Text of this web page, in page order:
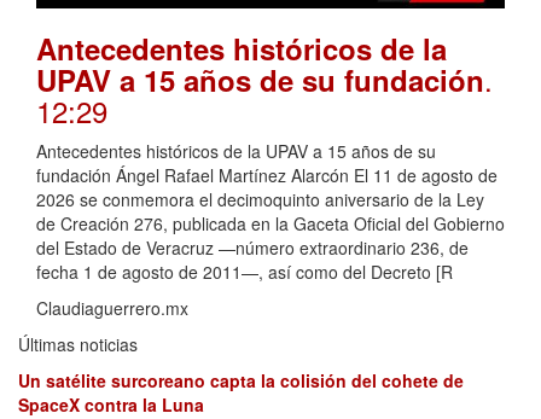
Antecedentes históricos de la
UPAV a 15 años de su fundación.
12:29
Antecedentes históricos de la UPAV a 15 años de su
fundación Ángel Rafael Martínez Alarcón El 11 de agosto de
2026 se conmemora el decimoquinto aniversario de la Ley
de Creación 276, publicada en la Gaceta Oficial del Gobierno
del Estado de Veracruz —número extraordinario 236, de
fecha 1 de agosto de 2011—, así como del Decreto [R
Claudiaguerrero.mx
Últimas noticias
Un satélite surcoreano capta la colisión del cohete de
SpaceX contra la Luna